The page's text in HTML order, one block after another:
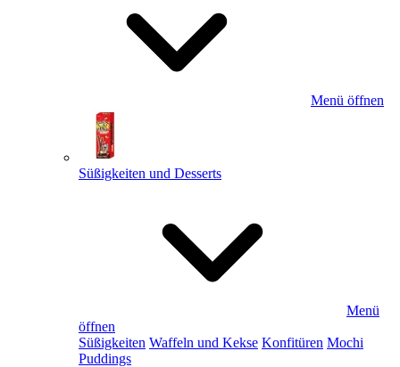
Menü öffnen
Süßigkeiten und Desserts
Menü
öffnen
Süßigkeiten Waffeln und Kekse Konfitüren Mochi
Puddings